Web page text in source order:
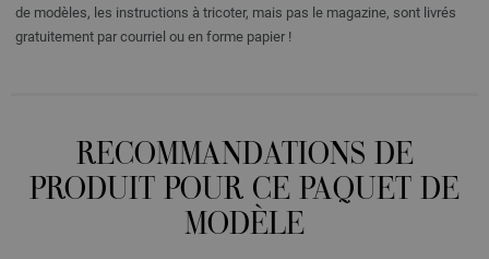
de modèles, les instructions à tricoter, mais pas le magazine, sont livrés
gratuitement par courriel ou en forme papier !
RECOMMANDATIONS DE
PRODUIT POUR CE PAQUET DE
MODÈLE